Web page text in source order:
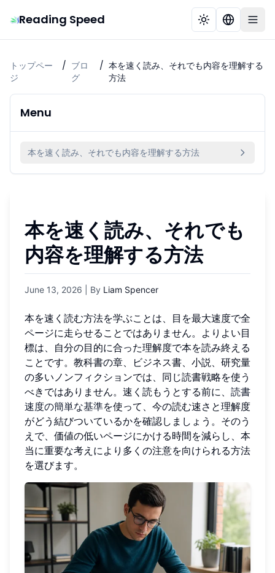
Reading Speed
トップペー
ジ
/ ブロ
グ
/ 本を速く読み、それでも内容を理解する
方法
Menu
本を速く読み、それでも内容を理解する方法
本を速く読み、それでも
内容を理解する方法
June 13, 2026 | By Liam Spencer
本を速く読む方法を学ぶことは、目を最大速度で全
ページに走らせることではありません。よりよい目
標は、自分の目的に合った理解度で本を読み終える
ことです。教科書の章、ビジネス書、小説、研究量
の多いノンフィクションでは、同じ読書戦略を使う
べきではありません。速く読もうとする前に、 読書
速度の簡単な基準を使って、今の読む速さと理解度
がどう結びついているかを確認しましょう。そのう
えで、価値の低いページにかける時間を減らし、本
当に重要な考えにより多くの注意を向けられる方法
を選びます。